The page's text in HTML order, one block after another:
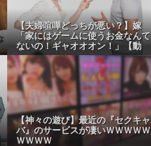
【夫婦喧嘩どっちが悪い？】嫁
「家にはゲームに使うお金なんて
ないの！ギャオオオン！」【動
画】
【神々の遊び】最近の『セクキャ
バ』のサービスが凄いＷＷＷＷＷ
ＷＷＷＷ